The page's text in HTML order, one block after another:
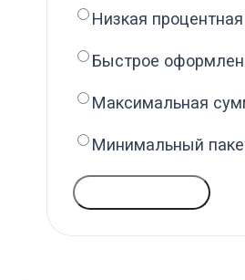
Низкая
Быстрое
Максимальная
Минимальный